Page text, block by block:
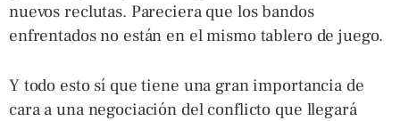
nuevos reclutas. Pareciera que los bandos
enfrentados no están en el mismo tablero de juego.
Y todo esto sí que tiene una gran importancia de
cara a una negociación del conflicto que llegará